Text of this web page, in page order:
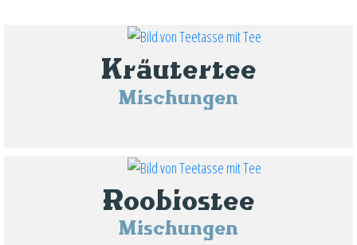
Kräutertee
Mischungen
Roobiostee
Mischungen